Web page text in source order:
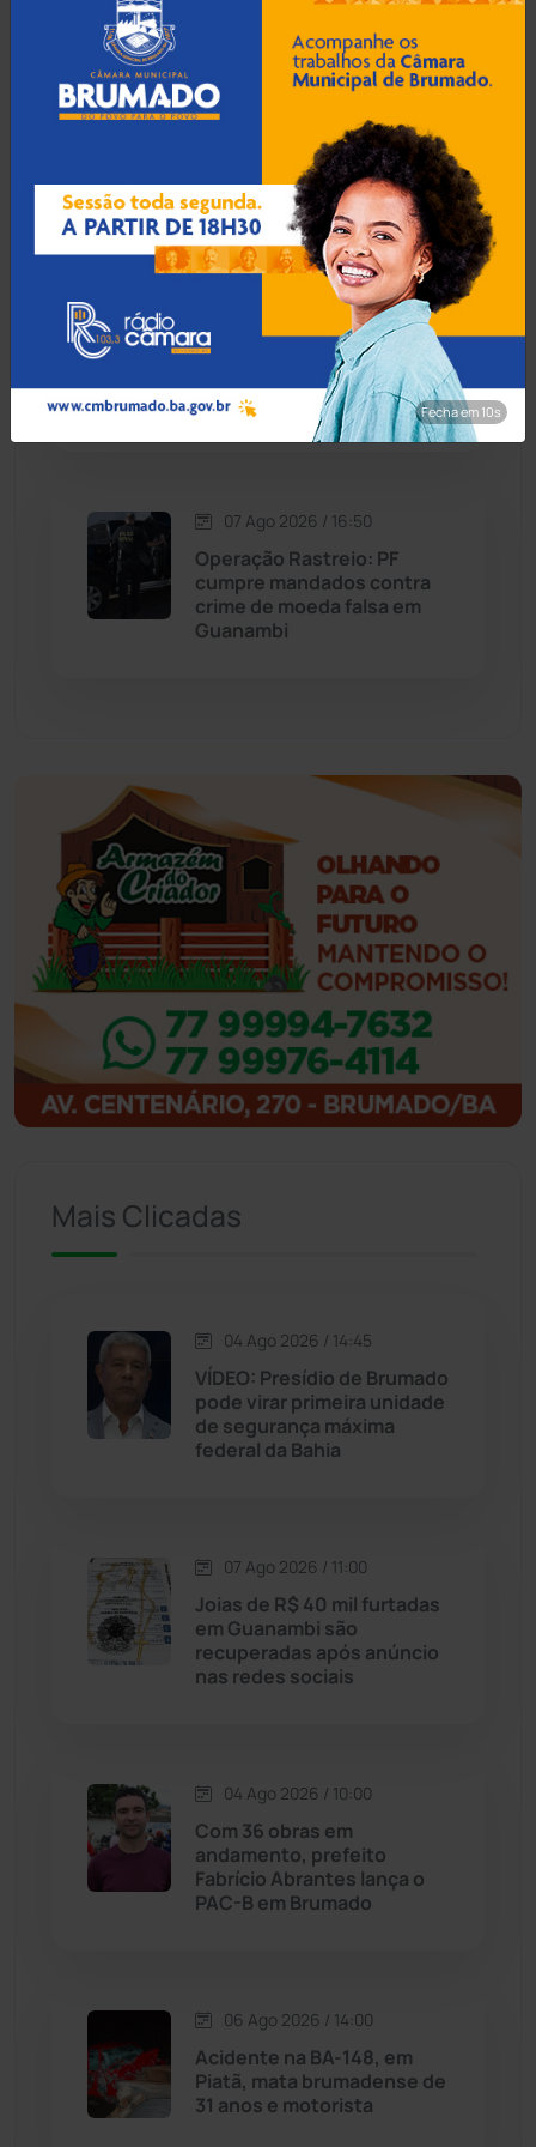
Contendas do Sincorá (79)
Cordeiros (49)
Dom Basílio (391)
Economia (1235)
Educação (232)
Érico Cardoso (82)
Eventos
Feira da Mata
Ibiassucê (167)
Ibicoara (221)
Ibipitanga
Ibitiara (32)
Igaporã
Ituaçu (256)
Jacaraci
Jussiape (97)
Justiça
Licínio de Almeida
Livramento de Nossa... (1338)
Malhada
Malhada de Pedras
Mortugaba
Mundo
07 Ago 2026 / 17:30
MP recomenda que escola
readmita aluno autista
impedido de frequentar
aulas em Porto Seguro
07 Ago 2026 / 17:00
Prefeito de Brumado
anuncia reajuste salarial de
9% para servidores
públicos
07 Ago 2026 / 16:50
Operação Rastreio: PF
cumpre mandados contra
crime de moeda falsa em
Guanambi
Mais Clicadas
04 Ago 2026 / 14:45
VÍDEO: Presídio de Brumado
pode virar primeira unidade
de segurança máxima
federal da Bahia
07 Ago 2026 / 11:00
Joias de R$ 40 mil furtadas
em Guanambi são
recuperadas após anúncio
nas redes sociais
04 Ago 2026 / 10:00
Com 36 obras em
andamento, prefeito
Fabrício Abrantes lança o
PAC-B em Brumado
06 Ago 2026 / 14:00
Acidente na BA-148, em
Piatã, mata brumadense de
31 anos e motorista
Fecha em 9s